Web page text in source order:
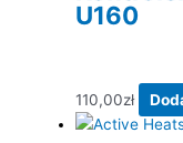
U160
110,00zł